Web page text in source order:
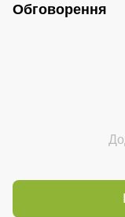
Обговорення